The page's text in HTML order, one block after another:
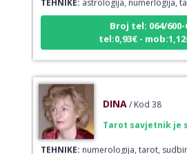
Broj tel: 064/600-
tel:0,93€ -
TEHNIKE:numerologija, tarot,